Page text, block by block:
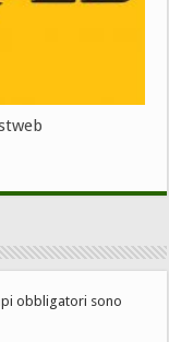
obbligatori sono